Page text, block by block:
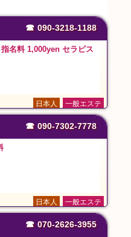
☎ 090-3218-1188
名料 1,000yen セラピス
一般エステ
日本人
☎ 090-7302-7778
一般エステ
日本人
☎ 070-2626-3955